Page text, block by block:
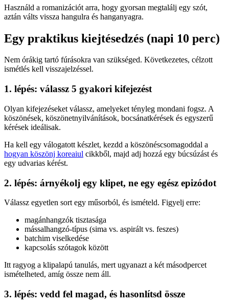
Használd a romanizációt arra, hogy gyorsan megtalálj egy szót,
aztán válts vissza hangulra és hanganyagra.
Egy praktikus kiejtésedzés (napi 10 perc)
Nem órákig tartó fúrásokra van szükséged. Következetes, célzott
ismétlés kell visszajelzéssel.
1. lépés: válassz 5 gyakori kifejezést
Olyan kifejezéseket válassz, amelyeket tényleg mondani fogsz. A
köszönések, köszönetnyilvánítások, bocsánatkérések és egyszerű
kérések ideálisak.
Ha kell egy válogatott készlet, kezdd a köszönéscsomagoddal a
hogyan köszönj koreaiul cikkből, majd adj hozzá egy búcsúzást és
egy udvarias kérést.
2. lépés: árnyékolj egy klipet, ne egy egész epizódot
Válassz egyetlen sort egy műsorból, és ismételd. Figyelj erre:
magánhangzók tisztasága
mássalhangzó-típus (sima vs. aspirált vs. feszes)
batchim viselkedése
kapcsolás szótagok között
Itt ragyog a klipalapú tanulás, mert ugyanazt a két másodpercet
ismételheted, amíg össze nem áll.
3. lépés: vedd fel magad, és hasonlítsd össze